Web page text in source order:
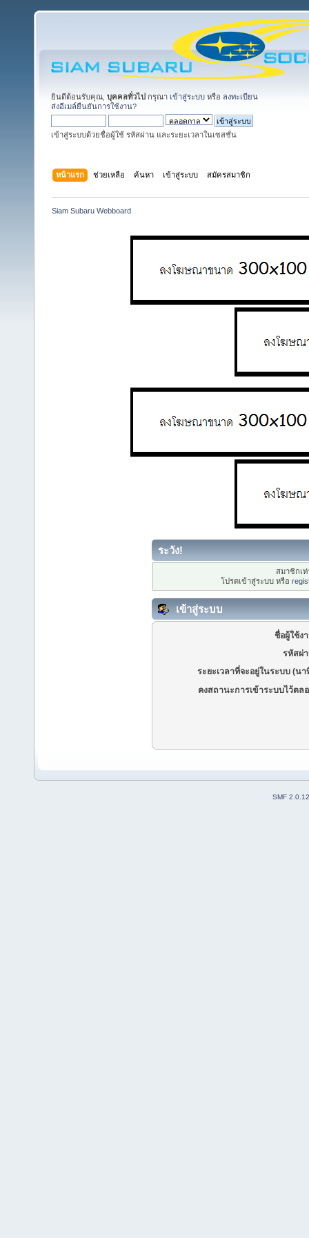
ยินดีต้อนรับคุณ, บุคคลทั่วไป กรุณา เข้าสู่ระบบ หรือ ลงทะเบียน
ส่งอีเมล์ยืนยันการใช้งาน?
เข้าสู่ระบบด้วยชื่อผู้ใช้ รหัสผ่าน และระยะเวลาในเซสชั่น
หน้าแรก ช่วยเหลือ ค้นหา เข้าสู่ระบบ สมัครสมาชิก
Siam Subaru Webboard
ระวัง!
สมาชิกเ
โปรดเข้าสู่ระบบ หรือ
เข้าสู่ระบบ
ชื่อผู้ใช้ง
รหัสผ่
ระยะเวลาที่จะอยู่ในระบบ (นา
คงสถานะการเข้าระบบไว้ตล
SMF 2.0.12